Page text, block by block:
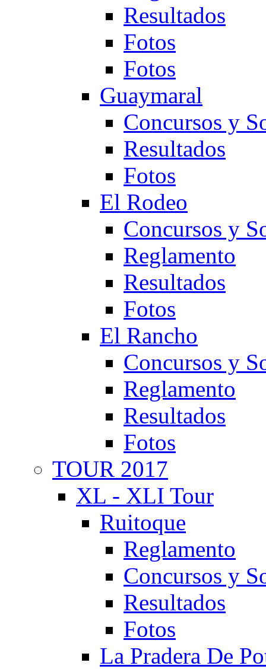
Resultados
Fotos
Fotos
Guaymaral
Concursos y
Resultados
Fotos
El Rodeo
Concursos y
Reglamento
Resultados
Fotos
El Rancho
Concursos y
Reglamento
Resultados
Fotos
TOUR 2017
XL - XLI Tour
Ruitoque
Reglamento
Concursos y
Resultados
Fotos
La Pradera De